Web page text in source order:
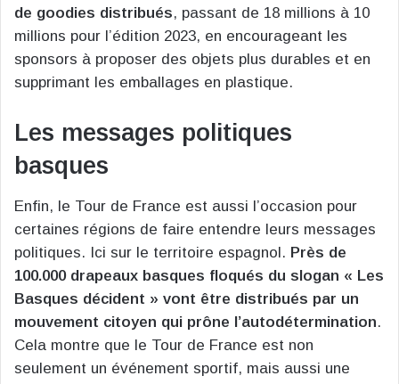
de goodies distribués, passant de 18 millions à 10
millions pour l’édition 2023, en encourageant les
sponsors à proposer des objets plus durables et en
supprimant les emballages en plastique.
Les messages politiques
basques
Enfin, le Tour de France est aussi l’occasion pour
certaines régions de faire entendre leurs messages
politiques. Ici sur le territoire espagnol. Près de
100.000 drapeaux basques floqués du slogan « Les
Basques décident » vont être distribués par un
mouvement citoyen qui prône l’autodétermination.
Cela montre que le Tour de France est non
seulement un événement sportif, mais aussi une